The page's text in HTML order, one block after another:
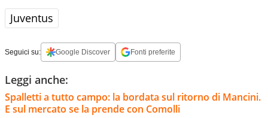
Juventus
Seguici su: Google Discover Fonti preferite
Leggi anche:
Spalletti a tutto campo: la bordata sul ritorno di Mancini.
E sul mercato se la prende con Comolli